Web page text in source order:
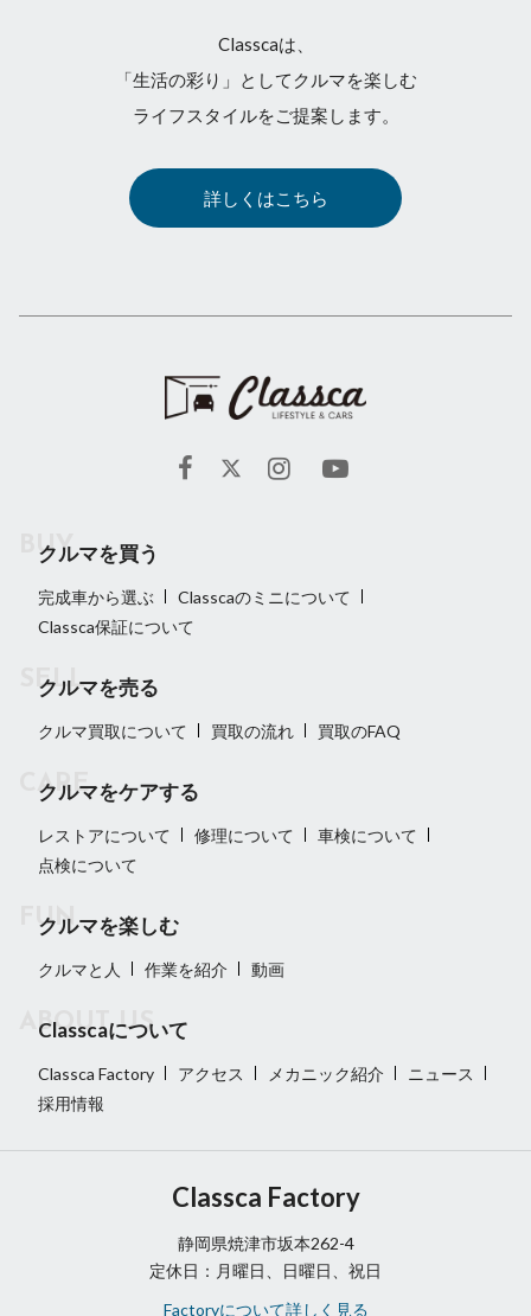
Classcaは、
「生活の彩り」としてクルマを楽しむ
ライフスタイルをご提案します。
詳しくはこちら
クルマを買う
完成車から選ぶ
Classcaのミニについて
Classca保証について
クルマを売る
クルマ買取について 買取の流れ 買取のFAQ
クルマをケアする
レストアについて 修理について
車検について
点検について
クルマを楽しむ
クルマと人 作業を紹介 動画
Classcaについて
Classca Factory アクセス メカニック紹介
ニュース
採用情報
Classca Factory
静岡県焼津市坂本262-4
定休日：月曜日、日曜日、祝日
Factoryについて詳しく見る